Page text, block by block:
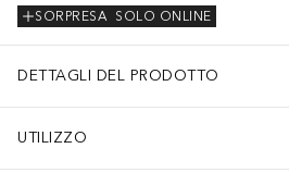
SOLO ONLINE
SORPRESA
DETTAGLI DEL PRODOTTO
UTILIZZO